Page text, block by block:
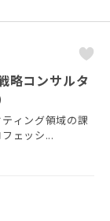
略コンサルタ
ィング領域の課
ェッシ...